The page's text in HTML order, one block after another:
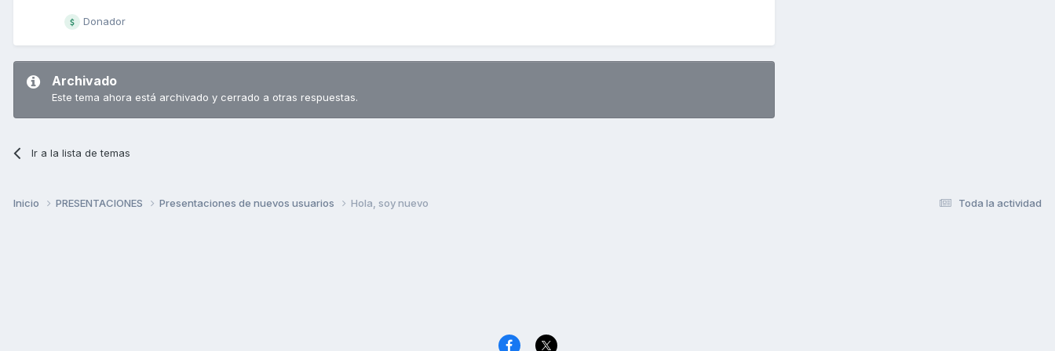
Donador
Archivado
Este tema ahora está archivado y cerrado a otras respuestas.
Ir a la lista de temas
Toda la actividad
Inicio PRESENTACIONES Presentaciones de nuevos usuarios Hola, soy nuevo